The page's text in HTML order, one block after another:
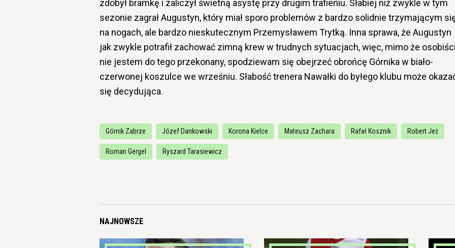
zdobył bramkę i zaliczył świetną asystę przy drugim trafieniu. Słabiej niż zwykle w tym
sezonie zagrał Augustyn, który miał sporo problemów z bardzo solidnie trzymającym
na nogach, ale bardzo nieskutecznym Przemysławem Trytką. Inna sprawa, że Augustyn
jak zwykle potrafił zachować zimną krew w trudnych sytuacjach, więc, mimo że
nie jestem do tego przekonany, spodziewam się obejrzeć obrońcę Górnika w biało-
czerwonej koszulce we wrześniu. Słabość trenera Nawałki do byłego klubu może
się decydująca.
Górnik Zabrze Józef Dankowski Korona Kielce Mateusz Zachara Rafał Kosznik Robert Jeż
Roman Gergel Ryszard Tarasiewicz
NAJNOWSZE